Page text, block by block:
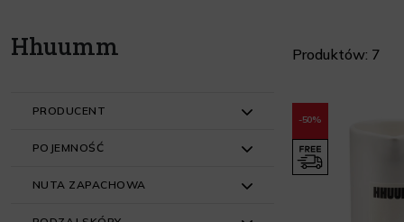
Hhuumm
PRODUCENT
HHUUMM (7)
POJEMNOŚĆ
51 ml - 100 ml (2)
NUTA ZAPACHOWA
Produktów: 7
-50%